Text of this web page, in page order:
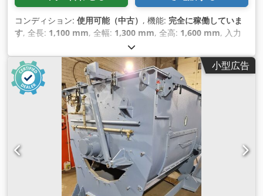
コンディション: 使用可能（中古） , 機能: 完全に稼働していま
す, 全長: 1,100 mm, 全幅: 1,300 mm, 全高: 1,600 mm, 入力
500 kg（キログラム）
kg（キログラム）, 装備:ドキュメント / マニュアル,
小型広告